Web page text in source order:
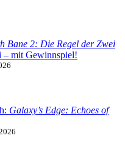
Bane 2: Die Regel der Zwei
– mit Gewinnspiel!
Galaxy’s Edge: Echoes of